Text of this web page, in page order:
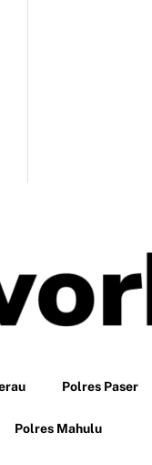
Polres Paser
Polres Mahulu